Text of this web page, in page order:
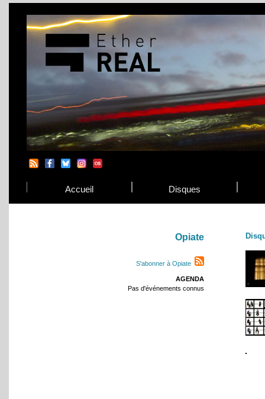
Accueil Disques
Opiate
S'abonner à Opiate
AGENDA
Pas d'événements connus